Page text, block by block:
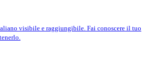
visibile e raggiungibile. Fai conoscere il tuo